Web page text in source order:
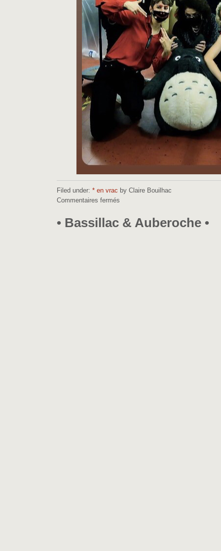
Filed under: * en vrac by Claire Bouilhac
Commentaires fermés
• Bassillac & Auberoche •